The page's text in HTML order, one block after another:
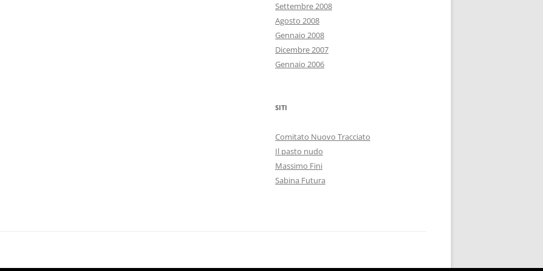
Settembre 2008
Agosto 2008
Gennaio 2008
Dicembre 2007
Gennaio 2006
SITI
Comitato Nuovo Tracciato
Il pasto nudo
Massimo Fini
Sabina Futura